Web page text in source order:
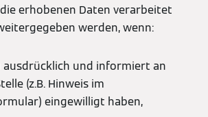
erhobenen Daten verarbeitet
werden, wenn:
ausdrücklich und informiert an
(z.B. Hinweis im
eingewilligt haben,